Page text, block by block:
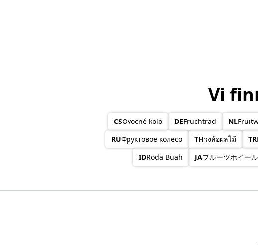
Vi
CSOvocné kolo DEFruchtrad NL
RUФруктовое колесо THวงล้อผลไม้ TR
IDRoda Buah JAフルーツホイール